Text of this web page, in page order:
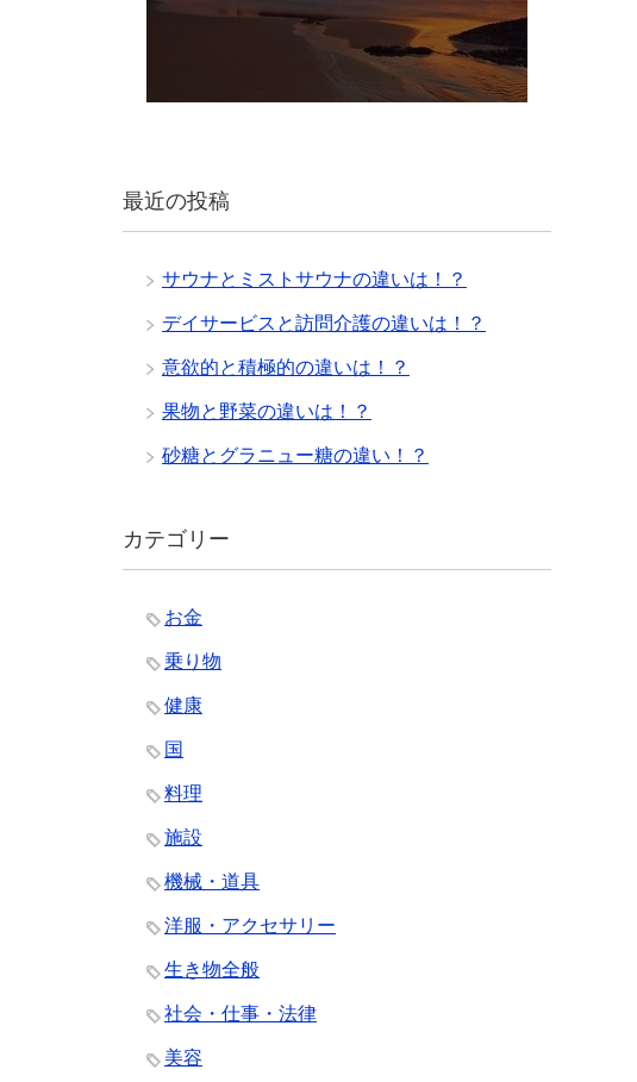
最近の投稿
サウナとミストサウナの違いは！？
デイサービスと訪問介護の違いは！？
意欲的と積極的の違いは！？
果物と野菜の違いは！？
砂糖とグラニュー糖の違い！？
カテゴリー
お金
乗り物
健康
国
料理
施設
機械・道具
洋服・アクセサリー
生き物全般
社会・仕事・法律
美容